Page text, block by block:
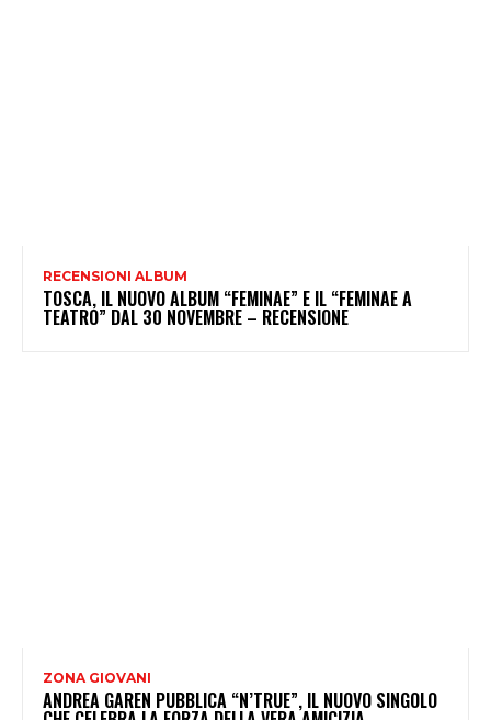
RECENSIONI ALBUM
TOSCA, IL NUOVO ALBUM “FEMINAE” E IL “FEMINAE A
TEATRO” DAL 30 NOVEMBRE – RECENSIONE
ZONA GIOVANI
ANDREA GAREN PUBBLICA “N’TRUE”, IL NUOVO SINGOLO